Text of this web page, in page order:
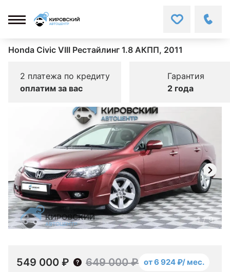
Honda Civic VIII Рестайлинг 1.8 АКПП, 2011
2 платежа по кредиту
оплатим за вас
Гарантия
2 года
1/9
549 000 ₽ 649 000 ₽ от 6 924 ₽/ мес.